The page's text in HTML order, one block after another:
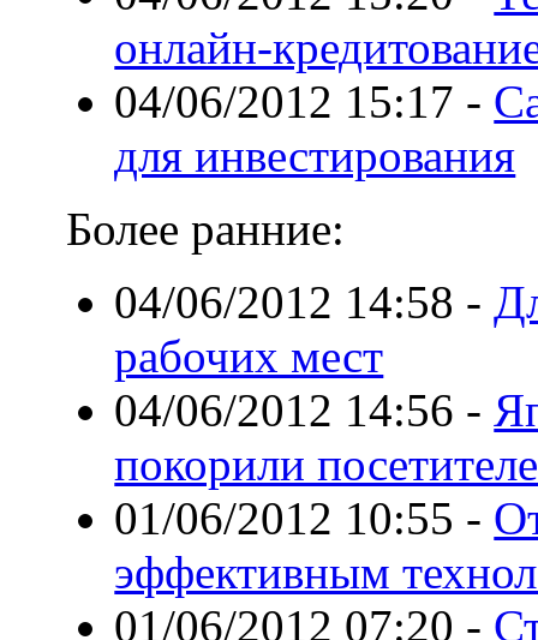
онлайн-
04/06/2012 15:17 -
для инвестирования
Более ранние:
04/06/2012 14:58 -
рабочих мест
04/06/2012 14:56 -
покорили
01/06/2012 10:55 -
эффективным
01/06/2012 07:20 -